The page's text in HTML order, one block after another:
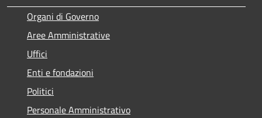
Organi di Governo
Aree Amministrative
Uffici
Enti e fondazioni
Politici
Personale Amministrativo